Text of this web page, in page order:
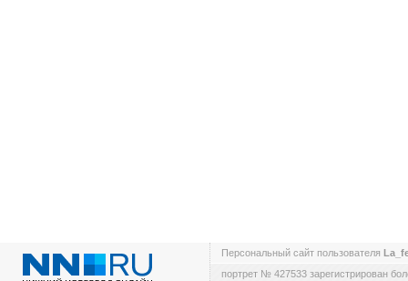
Персональный сайт пользователя
портрет № 427533 зарегистрирован